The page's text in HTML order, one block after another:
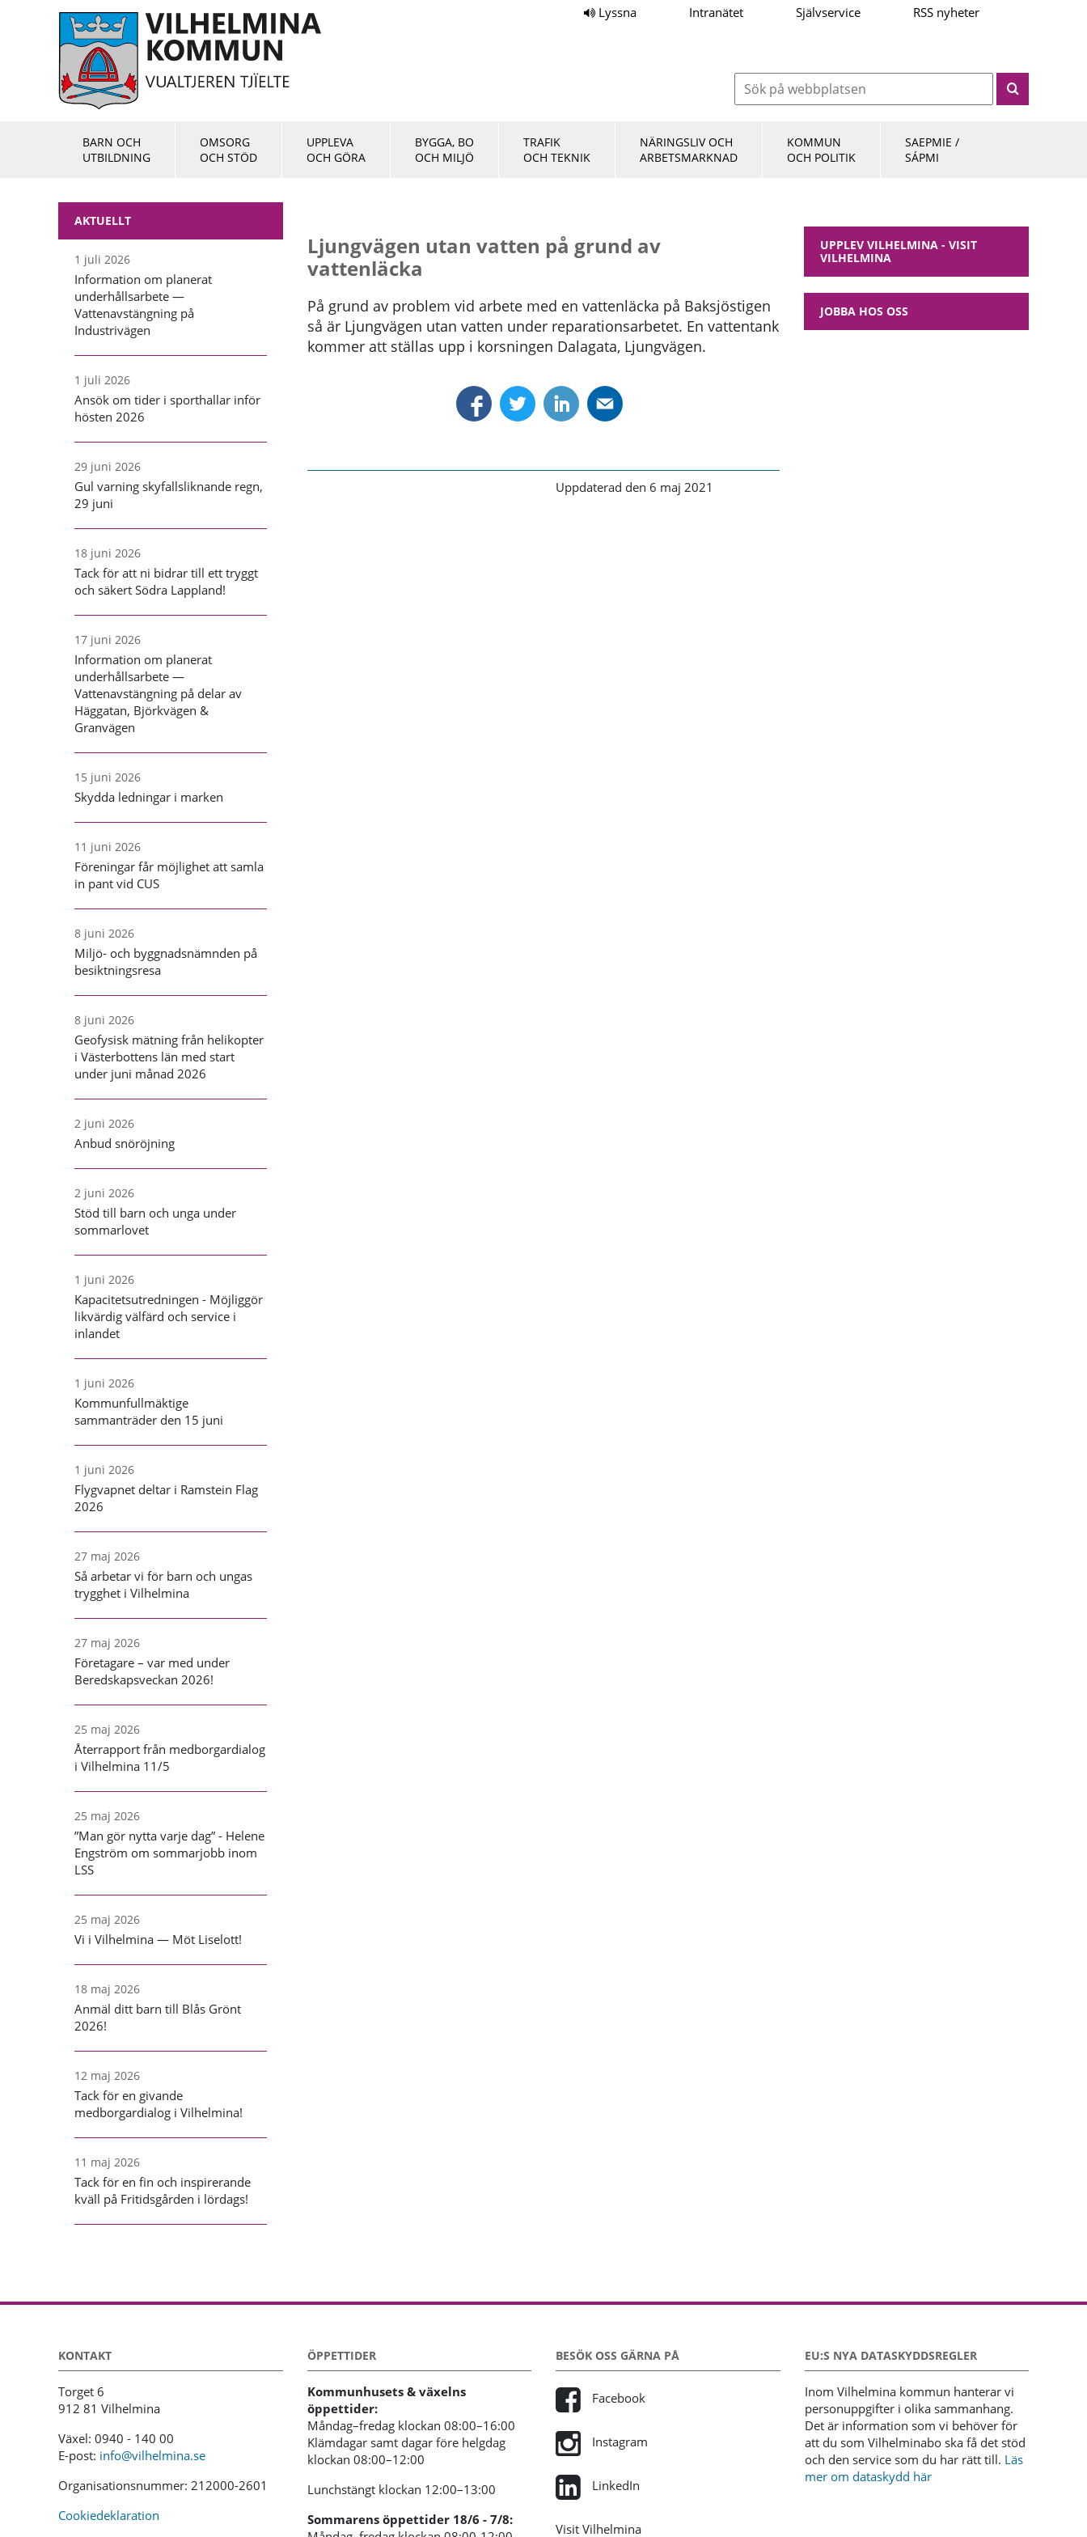
Lyssna Intranätet Självservice RSS nyheter
BARN OCH
UTBILDNING
OMSORG
OCH STÖD
UPPLEVA
OCH GÖRA
BYGGA, BO
OCH MILJÖ
TRAFIK
OCH TEKNIK
NÄRINGSLIV OCH
ARBETSMARKNAD
KOMMUN
OCH POLITIK
SAEPMIE /
SÁPMI
AKTUELLT
1 juli 2026
Information om planerat
underhållsarbete —
Vattenavstängning på
Industrivägen
1 juli 2026
Ansök om tider i sporthallar inför
hösten 2026
29 juni 2026
Gul varning skyfallsliknande regn,
29 juni
18 juni 2026
Tack för att ni bidrar till ett tryggt
och säkert Södra Lappland!
17 juni 2026
Information om planerat
underhållsarbete —
Vattenavstängning på delar av
Häggatan, Björkvägen &
Granvägen
15 juni 2026
Skydda ledningar i marken
11 juni 2026
Föreningar får möjlighet att samla
in pant vid CUS
8 juni 2026
Miljö- och byggnadsnämnden på
besiktningsresa
8 juni 2026
Geofysisk mätning från helikopter
i Västerbottens län med start
under juni månad 2026
2 juni 2026
Anbud snöröjning
2 juni 2026
Stöd till barn och unga under
sommarlovet
1 juni 2026
Kapacitetsutredningen - Möjliggör
likvärdig välfärd och service i
inlandet
1 juni 2026
Kommunfullmäktige
sammanträder den 15 juni
1 juni 2026
Flygvapnet deltar i Ramstein Flag
2026
27 maj 2026
Så arbetar vi för barn och ungas
trygghet i Vilhelmina
27 maj 2026
Företagare – var med under
Beredskapsveckan 2026!
25 maj 2026
Återrapport från medborgardialog
i Vilhelmina 11/5
25 maj 2026
”Man gör nytta varje dag” - Helene
Engström om sommarjobb inom
LSS
25 maj 2026
Vi i Vilhelmina — Möt Liselott!
18 maj 2026
Anmäl ditt barn till Blås Grönt
2026!
12 maj 2026
Tack för en givande
medborgardialog i Vilhelmina!
11 maj 2026
Tack för en fin och inspirerande
kväll på Fritidsgården i lördags!
Ljungvägen utan vatten på grund av
vattenläcka
På grund av problem vid arbete med en vattenläcka på Baksjöstigen
så är Ljungvägen utan vatten under reparationsarbetet. En vattentank
kommer att ställas upp i korsningen Dalagata, Ljungvägen.
Uppdaterad den 6 maj 2021
UPPLEV VILHELMINA - VISIT
VILHELMINA
JOBBA HOS OSS
KONTAKT
Torget 6
912 81 Vilhelmina
Växel: 0940 - 140 00
E-post: info@vilhelmina.se
Organisationsnummer: 212000-2601
Cookiedeklaration
ÖPPETTIDER
Kommunhusets & växelns
öppettider:
Måndag–fredag klockan 08:00–16:00
Klämdagar samt dagar före helgdag
klockan 08:00–12:00
Lunchstängt klockan 12:00–13:00
Sommarens öppettider 18/6 - 7/8:
BESÖK OSS GÄRNA PÅ
Facebook
Instagram
LinkedIn
Visit Vilhelmina
EU:S NYA DATASKYDDSREGLER
Inom Vilhelmina kommun hanterar vi
personuppgifter i olika sammanhang.
Det är information som vi behöver för
att du som Vilhelminabo ska få det stöd
och den service som du har rätt till. Läs
mer om dataskydd här